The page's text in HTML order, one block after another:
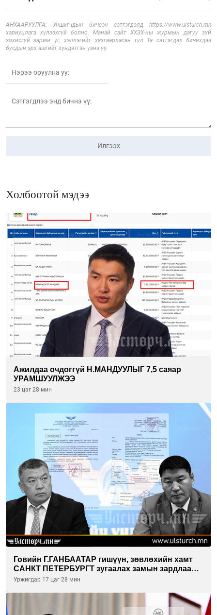
АНХААРУУЛГА: Уншигчдын бичсэн сэтгэгдэлд https://www.ulsturch.mn
хариуцлага хүлээхгүй болно. Манай сайт ХХЗХ-ны журмын дагуу зүй
зохисгүй зарим үг, хэллэгийг хязгаарласан тул Та сэтгэгдэл бичихдээ
бусдын эрх ашгийг хүндэтгэн үзнэ үү.
Илгээх
Холбоотой мэдээ
Ажилдаа очдоггүй Н.МАНДУУЛЫГ 7,5 саяар
УРАМШУУЛЖЭЭ
23 цаг 28 мин
Говийн Г.ГАНБААТАР гишүүн, зөвлөхийн хамт
САНКТ ПЕТЕРБУРГТ зугаалах замын зардлаа
“ИНҮТ” ТӨХХК даажээ
Уржигдар 17 цаг 28 мин